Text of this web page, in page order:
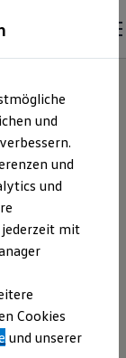
|
und
und
und
jederzeit mit
Cookies
und unserer